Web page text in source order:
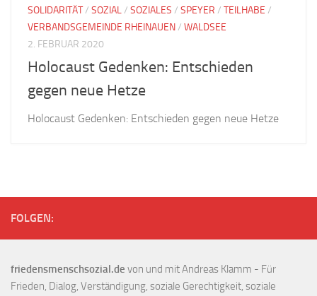
SOLIDARITÄT/ SOZIAL/ SOZIALES / SPEYER / TEILHABE /
VERBANDSGEMEINDE RHEINAUEN/ WALDSEE
2. FEBRUAR 2020
Holocaust Gedenken: Entschieden
gegen neue Hetze
Holocaust Gedenken: Entschieden gegen neue Hetze
FOLGEN:
friedensmenschsozial.de von und mit Andreas Klamm - Für
Frieden, Dialog, Verständigung, soziale Gerechtigkeit, soziale